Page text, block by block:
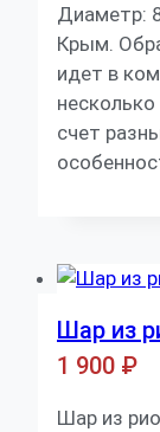
Диаметр:
Крым.
идет в
счет
Шар из
1 900 ₽
Шар из